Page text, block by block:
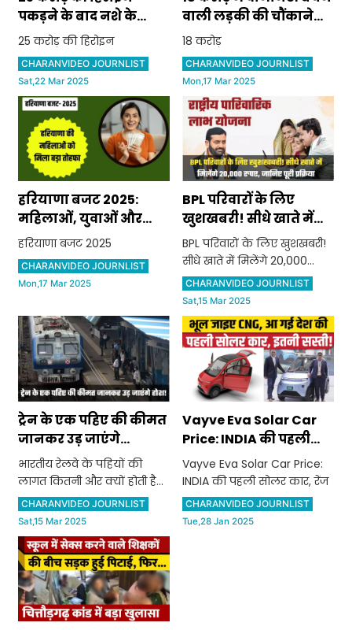
पकड़ने के बाद नशे के
कारोबारियों के खिलाफ
सिरसा पुलिस की 1 ओर बड़ी
कामयाबी
25 करोड़ की हिरोइन
CHARANVIDEO JOURNLIST
Sat,22 Mar 2025
वाली लड़की की चौंकाने
वाली कहानी
18 करोड़
CHARANVIDEO JOURNLIST
Mon,17 Mar 2025
हरियाणा बजट 2025:
महिलाओं, युवाओं और
कर्मचारियों के लिए बड़े
ऐलान
हरियाणा बजट 2025
CHARANVIDEO JOURNLIST
Mon,17 Mar 2025
BPL परिवारों के लिए
खुशखबरी! सीधे खाते में
मिलेंगे 20,000 रुपए,
जानिए पूरी प्रक्रिया
BPL परिवारों के लिए खुशखबरी!
सीधे खाते में मिलेंगे 20,000
रुपए, जानिए पूरी प्रक्रिया
CHARANVIDEO JOURNLIST
Sat,15 Mar 2025
ट्रेन के एक पहिए की कीमत
जानकर उड़ जाएंगे
होश! भारतीय रेलवे के
पहियों की लागत कितनी
और क्यों होती है इतनी
ज्यादा?
भारतीय रेलवे के पहियों की
लागत कितनी और क्यों होती है
इतनी ज्यादा?
CHARANVIDEO JOURNLIST
Sat,15 Mar 2025
Vayve Eva Solar Car
Price: INDIA की पहली
सोलर कार, रेंज 250km;
50 पैसे में 1km | Auto
Expo 2025
Vayve Eva Solar Car Price:
INDIA की पहली सोलर कार, रेंज
CHARANVIDEO JOURNLIST
Tue,28 Jan 2025